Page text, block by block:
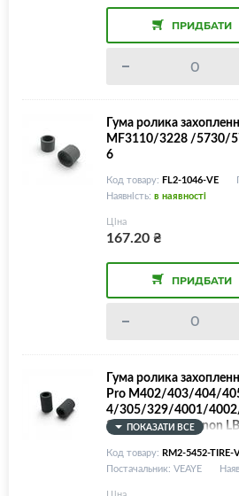
ПРИДБАТИ
Гума ролика
MF3110/3228 /5730/
6
Код товару: FL2-1046-VE
Наявність: в наявності
Ціна
167.20₴
ПРИДБАТИ
Гума ролика
Pro M402/403/404/
4/305/329/4001/
2/4103/4104, Canon
5/226/227/228/1238/
46/448/449/3PZ15-
ПОКАЗАТИ ВСЕ
Код товару: RM2-5452-TIRE-
Постачальник: VEAYE